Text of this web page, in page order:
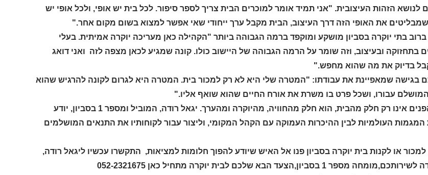
לנושא הזהות העיצובית. "אני תמיד אומר למוכרים הבית צריך לספר סיפור. לכל בית יש אופי, ולכל אופי יש
את האופי הזה דרך העיצוב, הבית מקבל ערך ייחודי שאי אפשר למצוא בשום מקום אחר."
ברוב בתי יוקרה בסביון מושקע ומוקפד ברמה הגבוהה ביותר "הקהילה כאן מעריכה יוקרה אמיתית. בעלי
בתחזוקה ובעיצוב, וזה שומר על הרמה הגבוהה של היישוב כולו. קונה שמגיע לכאן מצפה לזה ואני דואג
בדיוק את מה שהוא מחפש."
בגישה שמאפיינת את עבודתו: "המטרה שלי היא לא רק למכור בית. המטרה היא לגרום לקונה להרגיש שהוא
עבורו, ושכל פרט בו משרת את אורח החיים שהוא שואף אליו."
בסביון, עיצוב הפנים אינו רק חלק מהבית, הוא חלק מהחוויה, מהיוקרה ומהערך. יגאל רודה, המוביל ומספר 1 בסביון, יודע
העולמיות לבין ההיכרות העמוקה עם הקהל המקומי, וליצור עבור לקוחותיו את התנאים המושלמים
או לקנות בית יוקרה בסביון פנו אל האיש שיודע להפוך חלומות למציאות, התקשרו עכשיו ליגאל רודה,
1 בסביון,הצעד הבא שלכם לבית יוקרה מתחיל כאן 052-2321675